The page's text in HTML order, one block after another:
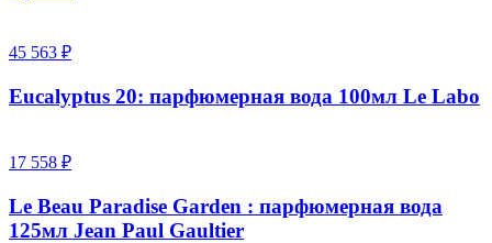
45 563 ₽
Eucalyptus 20: парфюмерная вода 100мл Le Labo
17 558 ₽
Le Beau Paradise Garden : парфюмерная вода
125мл Jean Paul Gaultier